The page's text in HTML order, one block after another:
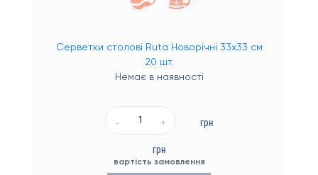
Серветки столові Ruta Новорічні 33х33 см
20 шт.
Немає в наявності
- + грн
грн
вартість замовлення